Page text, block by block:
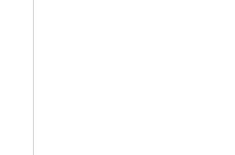
COM A ROXY